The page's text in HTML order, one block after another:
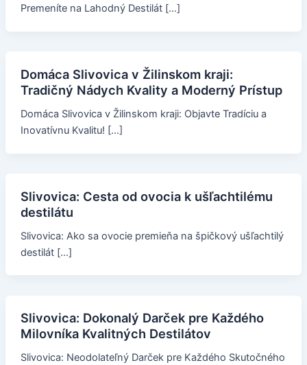
Premeníte na Lahodný Destilát […]
Domáca Slivovica v Žilinskom kraji:
Tradičný Nádych Kvality a Moderný Prístup
Domáca Slivovica v Žilinskom kraji: Objavte Tradíciu a
Inovatívnu Kvalitu! […]
Slivovica: Cesta od ovocia k ušľachtilému
destilátu
Slivovica: Ako sa ovocie premieňa na špičkový ušľachtilý
destilát […]
Slivovica: Dokonalý Darček pre Každého
Milovníka Kvalitných Destilátov
Slivovica: Neodolateľný Darček pre Každého Skutočného